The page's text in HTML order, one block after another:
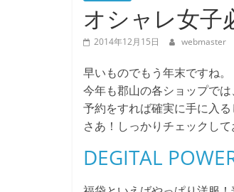
オシャレ女子
2014年12月15日 webmaster
早いものでもう年末ですね。
今年も郡山の各ショップで
予約をすれば確実に手に入
さあ！しっかりチェックし
DEGITAL